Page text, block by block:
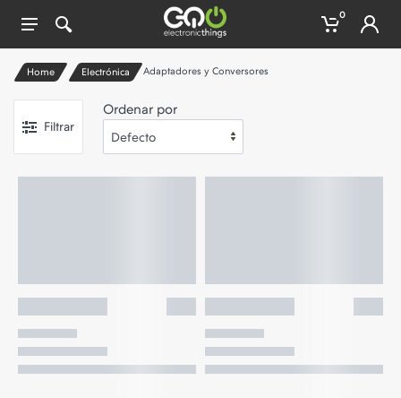
0
Home Electrónica Adaptadores y Conversores
Filtrar
Ordenar por